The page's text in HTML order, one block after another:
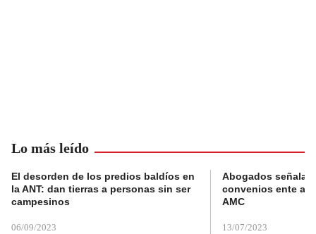
Lo más leído
El desorden de los predios baldíos en
la ANT: dan tierras a personas sin ser
campesinos
06/09/2023
Abogados
convenios ente
AMC
13/07/2023